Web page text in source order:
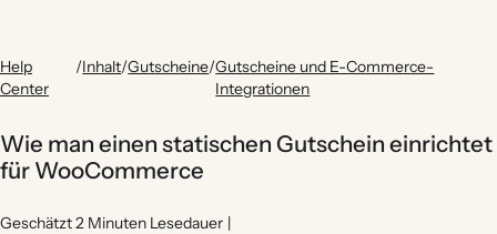
Help
Center
/Inhalt/Gutscheine/Gutscheine und E-Commerce-
Integrationen
Wie man einen statischen Gutschein einrichtet
für WooCommerce
Geschätzt 2 Minuten Lesedauer |